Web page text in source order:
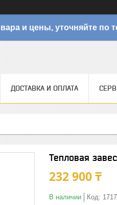
и цены, уточняйте по
ДОСТАВКА И ОПЛАТА
Тепловая
232 900 ₸
В наличии Код: